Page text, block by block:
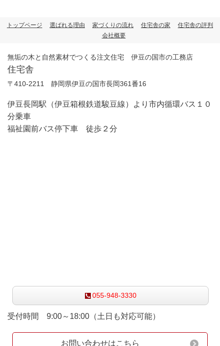
トップページ 選ばれる理由 家づくりの流れ 住宅舎の家
住宅舎の評判
会社概要
無垢の木と自然素材でつくる注文住宅 伊豆の国市の工務店
住宅舎
〒410-2211 静岡県伊豆の国市長岡361番16
伊豆長岡駅（伊豆箱根鉄道駿豆線）より市内循環バス１０
分乗車
福祉園前バス停下車 徒歩２分
055-948-3330
受付時間 9:00～18:00（土日も対応可能）
お問い合わせはこちら